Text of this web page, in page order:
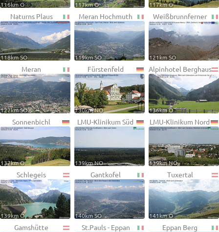
116km O 117km O 117km O
Naturns Plaus
118km SO
Meran Hochmuth
119km SO
Weißbrunnferner
121km SO
Meran
122km SO
Fürstenfeld
130km NO
Alpinhotel Berghaus
136km O
Sonnenbichl
137km O
LMU-Klinikum Süd
139km NO
LMU-Klinikum Nord
139km NO
Schlegeis
139km O
Gantkofel
140km SO
Tuxertal
141km O
Gamshütte St.Pauls - Eppan Eppan Berg